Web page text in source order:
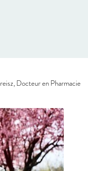
Docteur en Pharmacie